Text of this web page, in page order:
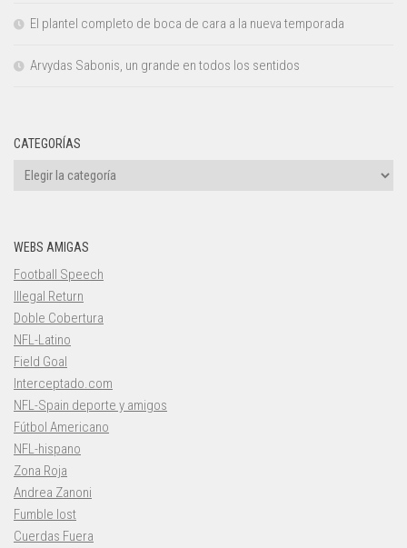
El plantel completo de boca de cara a la nueva temporada
Arvydas Sabonis, un grande en todos los sentidos
CATEGORÍAS
Categorías
WEBS AMIGAS
Football Speech
Illegal Return
Doble Cobertura
NFL-Latino
Field Goal
Interceptado.com
NFL-Spain deporte y amigos
Fútbol Americano
NFL-hispano
Zona Roja
Andrea Zanoni
Fumble lost
Cuerdas Fuera